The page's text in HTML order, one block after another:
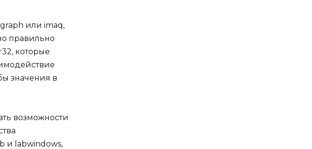
или imaq,
правильно
которые
значения в
возможности
и labwindows,